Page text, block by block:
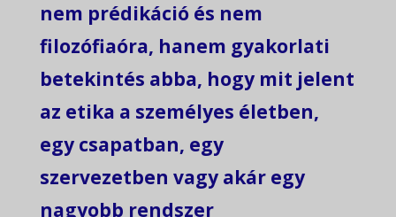
nem prédikáció és nem
filozófiaóra, hanem gyakorlati
betekintés abba, hogy mit jelent
az etika a személyes életben,
egy csapatban, egy
szervezetben vagy akár egy
nagyobb rendszer